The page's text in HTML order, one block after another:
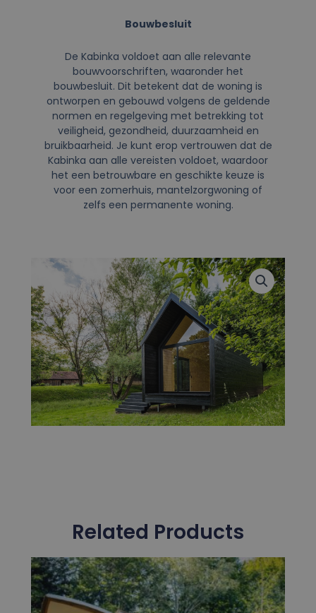
Bouwbesluit
De Kabinka voldoet aan alle relevante
bouwvoorschriften, waaronder het
bouwbesluit. Dit betekent dat de woning is
ontworpen en gebouwd volgens de geldende
normen en regelgeving met betrekking tot
veiligheid, gezondheid, duurzaamheid en
bruikbaarheid. Je kunt erop vertrouwen dat de
Kabinka aan alle vereisten voldoet, waardoor
het een betrouwbare en geschikte keuze is
voor een zomerhuis, mantelzorgwoning of
zelfs een permanente woning.
Related Products